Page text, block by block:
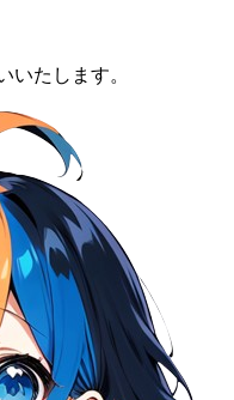
いたします。